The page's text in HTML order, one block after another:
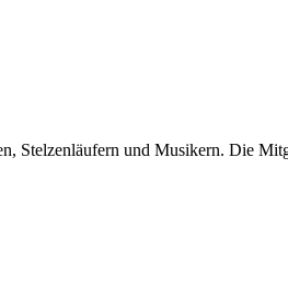
Stelzenläufern und Musikern. Die